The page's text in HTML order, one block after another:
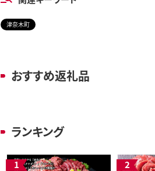
津奈木町
おすすめ返礼品
ランキング